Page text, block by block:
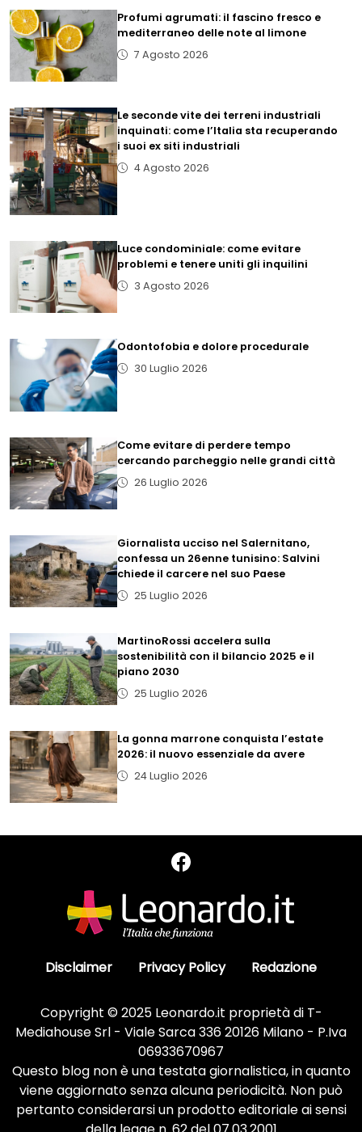
Profumi agrumati: il fascino fresco e
mediterraneo delle note al limone
7 Agosto 2026
Le seconde vite dei terreni industriali
inquinati: come l’Italia sta recuperando
i suoi ex siti industriali
4 Agosto 2026
Luce condominiale: come evitare
problemi e tenere uniti gli inquilini
3 Agosto 2026
Odontofobia e dolore procedurale
30 Luglio 2026
Come evitare di perdere tempo
cercando parcheggio nelle grandi città
26 Luglio 2026
Giornalista ucciso nel Salernitano,
confessa un 26enne tunisino: Salvini
chiede il carcere nel suo Paese
25 Luglio 2026
MartinoRossi accelera sulla
sostenibilità con il bilancio 2025 e il
piano 2030
25 Luglio 2026
La gonna marrone conquista l’estate
2026: il nuovo essenziale da avere
24 Luglio 2026
Disclaimer Privacy Policy Redazione
Copyright © 2025 Leonardo.it proprietà di T-
Mediahouse Srl - Viale Sarca 336 20126 Milano - P.Iva
06933670967
Questo blog non è una testata giornalistica, in quanto
viene aggiornato senza alcuna periodicità. Non può
pertanto considerarsi un prodotto editoriale ai sensi